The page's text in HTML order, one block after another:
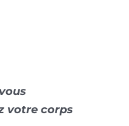
votre corps